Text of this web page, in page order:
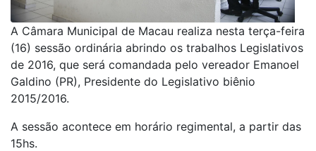
A Câmara Municipal de Macau realiza nesta terça-feira
(16) sessão ordinária abrindo os trabalhos Legislativos
de 2016, que será comandada pelo vereador Emanoel
Galdino (PR), Presidente do Legislativo biênio
2015/2016.
A sessão acontece em horário regimental, a partir das
15hs.